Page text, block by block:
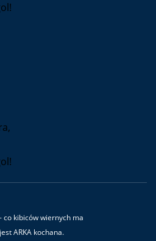
co kibiców wiernych ma
ARKA kochana.